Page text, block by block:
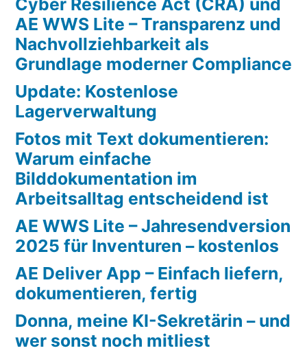
Cyber Resilience Act (CRA) und
AE WWS Lite – Transparenz und
Nachvollziehbarkeit als
Grundlage moderner Compliance
Update: Kostenlose
Lagerverwaltung
Fotos mit Text dokumentieren:
Warum einfache
Bilddokumentation im
Arbeitsalltag entscheidend ist
AE WWS Lite – Jahresendversion
2025 für Inventuren – kostenlos
AE Deliver App – Einfach liefern,
dokumentieren, fertig
Donna, meine KI-Sekretärin – und
wer sonst noch mitliest